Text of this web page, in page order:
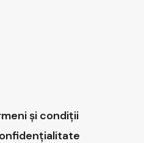
și condiții